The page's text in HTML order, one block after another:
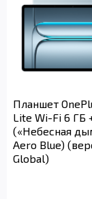
Планшет
Lite Wi-Fi 6 ГБ
(«Небесная
Aero Blue)
Global)